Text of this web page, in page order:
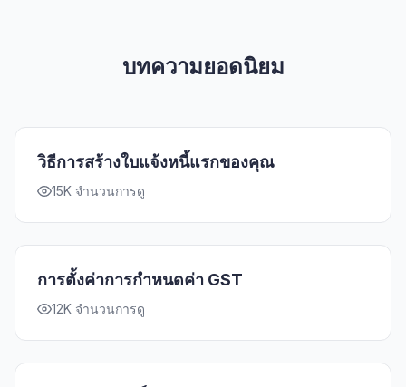
บทความยอดนิยม
วิธีการสร้างใบแจ้งหนี้แรกของคุณ
15K จำนวนการดู
การตั้งค่าการกำหนดค่า GST
12K จำนวนการดู